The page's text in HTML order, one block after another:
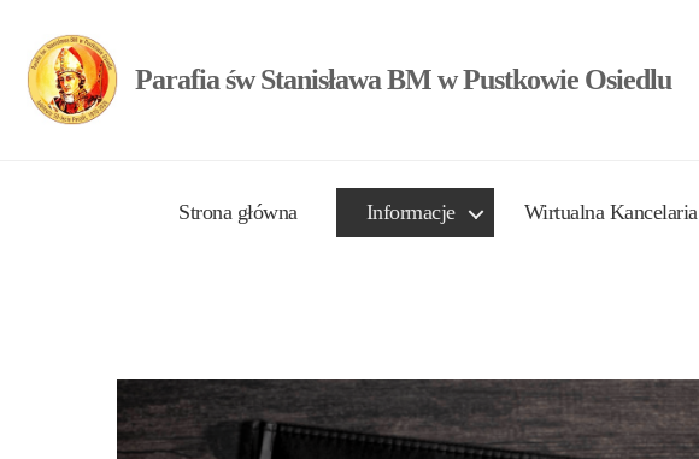
Parafia św Stanisława BM w Pustkowie Osiedlu
Strona główna Informacje Wirtualna Kancelaria